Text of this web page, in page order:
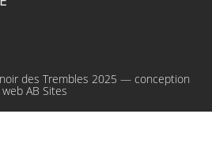
des Trembles 2025 — conception
web AB Sites